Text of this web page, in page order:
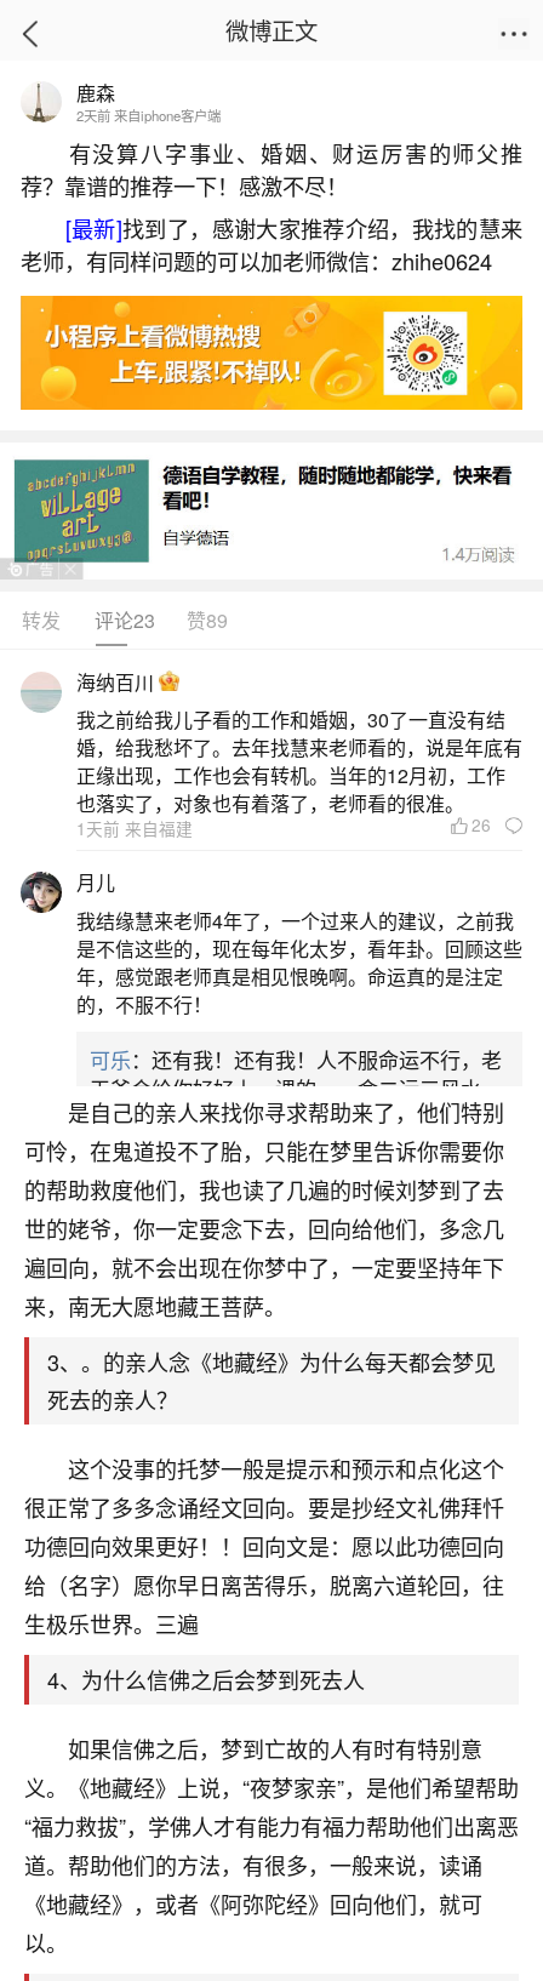
首页
地藏经说梦见死去的亲人
2026-06-04 11:03:08 14 1 赞
生活中像地藏经说梦见死去的亲人都是很常见
的问题，但是小问题不注意可能会引起大麻烦，下
面就这个问题给大家做一些解读：
1、读地藏经为什么还会梦见已故亲人
梦到已故亲人的故事，从古到今就屡见不鲜，
我们在往期的节目中也讲到过很多。很多朋友都很
关心，梦到已故的亲人是好是坏，原因是什么呢？
在我的理解中主要这几方面。
2、我今天读了一遍地藏经,晚上就梦到已故亲
人,好害怕啊,我该怎么办,要不。
是自己的亲人来找你寻求帮助来了，他们特别
可怜，在鬼道投不了胎，只能在梦里告诉你需要你
的帮助救度他们，我也读了几遍的时候刘梦到了去
世的姥爷，你一定要念下去，回向给他们，多念几
遍回向，就不会出现在你梦中了，一定要坚持年下
来，南无大愿地藏王菩萨。
3、。的亲人念《地藏经》为什么每天都会梦见
死去的亲人？
这个没事的托梦一般是提示和预示和点化这个
很正常了多多念诵经文回向。要是抄经文礼佛拜忏
功德回向效果更好！！回向文是：愿以此功德回向
给（名字）愿你早日离苦得乐，脱离六道轮回，往
生极乐世界。三遍
4、为什么信佛之后会梦到死去人
如果信佛之后，梦到亡故的人有时有特别意
义。《地藏经》上说，“夜梦家亲”，是他们希望帮助
“福力救拔”，学佛人才有能力有福力帮助他们出离恶
道。帮助他们的方法，有很多，一般来说，读诵
《地藏经》，或者《阿弥陀经》回向他们，就可
以。
微博正文
鹿森
2天前 来自iphone客户端
有没算八字事业、婚姻、财运厉害的师父推
荐？靠谱的推荐一下！感激不尽！
[最新]找到了，感谢大家推荐介绍，我找的慧来
老师，有同样问题的可以加老师微信：zhihe0624
转发 评论23 赞89
海纳百川
我之前给我儿子看的工作和婚姻，30了一直没有结
婚，给我愁坏了。去年找慧来老师看的，说是年底有
正缘出现，工作也会有转机。当年的12月初，工作
也落实了，对象也有着落了，老师看的很准。
1天前 来自福建 26
月儿
我结缘慧来老师4年了，一个过来人的建议，之前我
是不信这些的，现在每年化太岁，看年卦。回顾这些
年，感觉跟老师真是相见恨晚啊。命运真的是注定
的，不服不行！
可乐：还有我！还有我！人不服命运不行，老
天爷会给你好好上一课的。一命二运三风水，
哪样不服都不行！
平安是福：我也是每年找老师化太岁，看年
卦，认识老师3年了，都是缘分啊！
17分钟前 来自湖北 19
心若莲花
我是做餐饮的，这两年，生意屡屡受挫，店开一家关
一家，要么生意不好，生意好的就出事。前些年攒的
家底快败光了，真是倒霉！我也想找人看看到底怎么
回事？
鹿森：你可以找老师看看，人有时不服命不行
啊！
太阳当空赵：我也做餐饮的，生意不算大，但
是我从找店开始都是找慧来老师跟进的，选
址、风水、还有开业日子，哪哪都看了，虽然
大环境不好，但是我家生意还可以，前几天又
刚找老师做了补财库，希望财运更好一点！
2小时前 来自海南
梦醒时分
我女儿高二叛逆，大半年不上学，一说她就要死要活
的，把我们两口子愁的不行，朋友给我推荐的慧来老
师，一开始我是病急乱投医，这半年来，法事一个个
做完，我女儿跟变了个人一样，不期望她能考多好的
大学，只要能安安稳稳的把书读了，身体心理都健健
康康的我就很知足了！